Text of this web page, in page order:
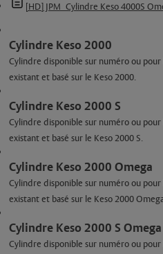
[HD] JPM_Cylindre Keso 4000S
Cylindre Keso 2000
Cylindre disponible sur numéro ou pour
existant et basé sur le Keso 2000.
Cylindre Keso 2000 S
Cylindre disponible sur numéro ou pour
existant et basé sur le Keso 2000 S.
Cylindre Keso 2000 Omega
Cylindre disponible sur numéro ou pour
existant et basé sur le Keso 2000
Cylindre Keso 2000 S Omega
Cylindre disponible sur numéro ou pour